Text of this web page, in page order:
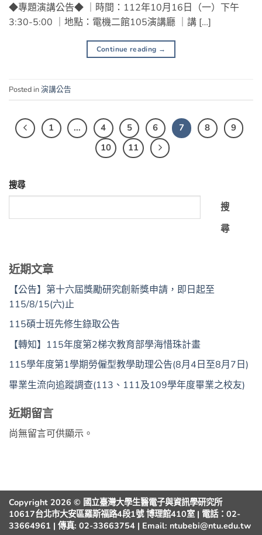
◆專題演講公告◆ ｜時間：112年10月16日（一）下午
3:30-5:00 ｜地點：電機二館105演講廳 ｜講 […]
Continue reading →
Posted in演講公告
1 ... 4 5 6 7 8
9
10
11
搜尋
搜
尋
近期文章
【公告】第十六屆獎勵研究創新獎申請，即日起至
115/8/15(六)止
115碩士班先修生錄取公告
【轉知】115年度第2梯次教育部學海惜珠計畫
115學年度第1學期勞僱型教學助理公告(8月4日至8月7日)
畢業生流向追蹤調查(113、111及109學年度畢業之校友)
近期留言
尚無留言可供顯示。
Copyright 2026 © 國立臺灣大學生醫電子與資訊學研究所
10617台北市大安區羅斯福路4段1號 博理館410室 | 電話：02-
33664961 | 傳真: 02-33663754 | Email: ntubebi@ntu.edu.tw